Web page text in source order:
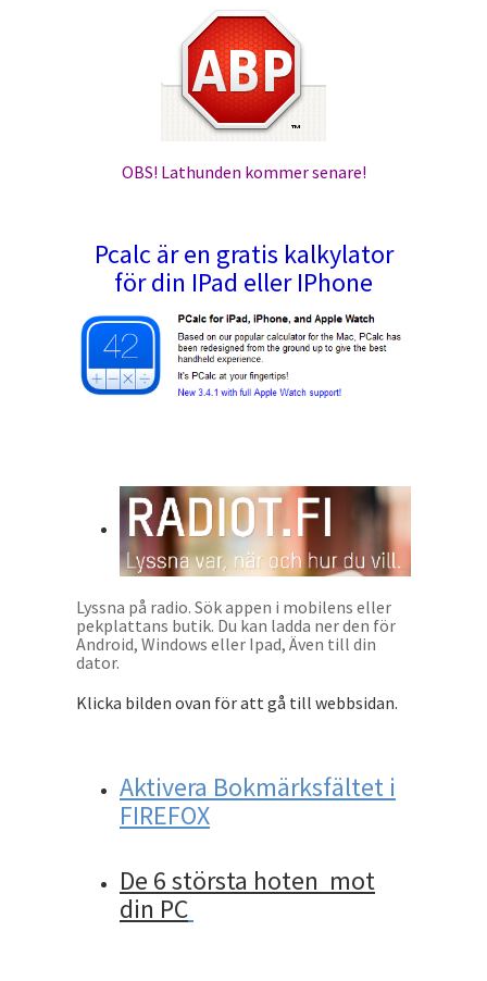
OBS! Lathunden kommer senare!
Pcalc är en gratis kalkylator
för din IPad eller IPhone
Lyssna på radio. Sök appen i mobilens eller
pekplattans butik. Du kan ladda ner den för
Android, Windows eller Ipad, Även till din
dator.
Klicka bilden ovan för att gå till webbsidan.
Aktivera Bokmärksfältet i
FIREFOX
De 6 största hoten mot
din PC